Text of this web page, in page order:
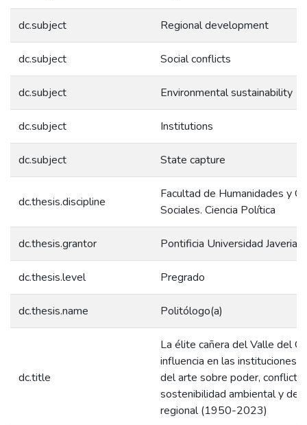
dc.subject Regional development
dc.subject Social conflicts
dc.subject Environmental sustainability
dc.subject Institutions
dc.subject State capture
dc.thesis.discipline
Facultad de Humanidades y
Sociales. Ciencia Política
dc.thesis.grantor Pontificia Universidad
dc.thesis.level Pregrado
dc.thesis.name Politólogo(a)
dc.title
La élite cañera del Valle del
influencia en las instituciones:
del arte sobre poder,
sostenibilidad ambiental y
regional (1950-2023)